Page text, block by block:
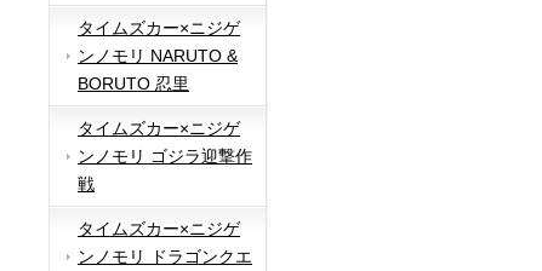
タイムズカー×ニジゲ
ンノモリ NARUTO &
BORUTO 忍里
タイムズカー×ニジゲ
ンノモリ ゴジラ迎撃作
戦
タイムズカー×ニジゲ
ンノモリ ドラゴンクエ